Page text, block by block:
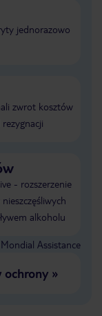
jednorazowo
zwrot kosztów
- rozszerzenie
alkoholu
Assistance
ochrony»